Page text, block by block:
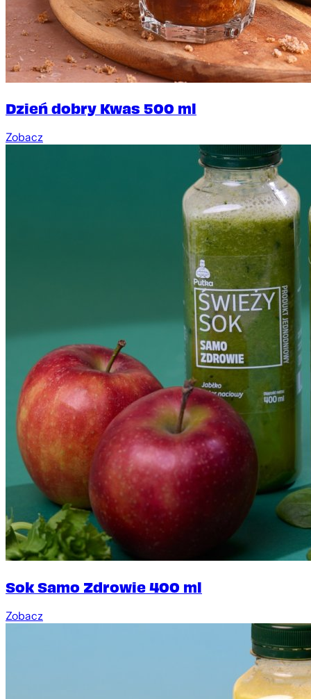
Dzień dobry Kwas 500 ml
Zobacz
Sok Samo Zdrowie 400 ml
Zobacz